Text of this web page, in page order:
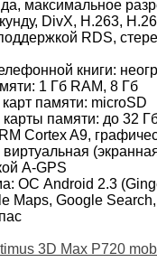
максимальное
DivX, H.263,
RDS,
книги:
1 Гб RAM, 8 Гб
памяти: microSD
памяти: до 32
Cortex A9,
A-GPS
ОС Android 2.3
Maps, Google
3D Max P720